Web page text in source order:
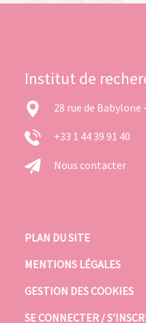
Institut de
28 rue de Babylone
+33 1 44 39 91 40
Nous contacter
PLAN DU SITE
MENTIONS LÉGALES
GESTION DES COOKIES
SE CONNECTER /